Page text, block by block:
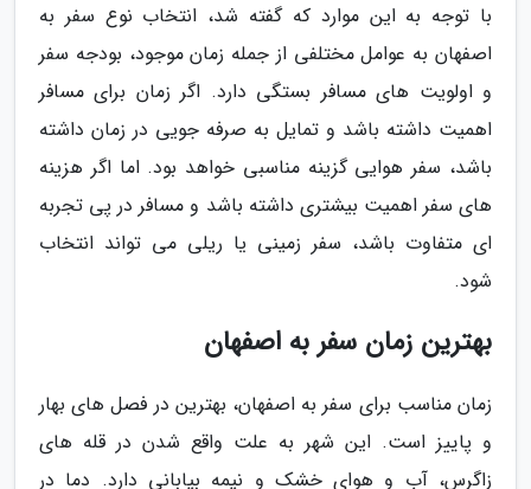
با توجه به این موارد که گفته شد، انتخاب نوع سفر به
اصفهان به عوامل مختلفی از جمله زمان موجود، بودجه سفر
و اولویت های مسافر بستگی دارد. اگر زمان برای مسافر
اهمیت داشته باشد و تمایل به صرفه جویی در زمان داشته
باشد، سفر هوایی گزینه مناسبی خواهد بود. اما اگر هزینه
های سفر اهمیت بیشتری داشته باشد و مسافر در پی تجربه
ای متفاوت باشد، سفر زمینی یا ریلی می تواند انتخاب
شود.
بهترین زمان سفر به اصفهان
زمان مناسب برای سفر به اصفهان، بهترین در فصل های بهار
و پاییز است. این شهر به علت واقع شدن در قله های
زاگرس، آب و هوای خشک و نیمه بیابانی دارد. دما در